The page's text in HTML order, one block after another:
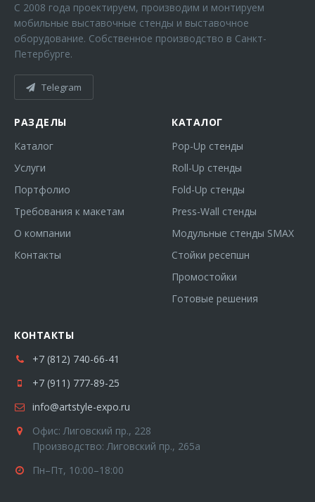
С 2008 года проектируем, производим и монтируем
мобильные выставочные стенды и выставочное
оборудование. Собственное производство в Санкт-
Петербурге.
Telegram
РАЗДЕЛЫ
Каталог
Услуги
Портфолио
Требования к макетам
О компании
Контакты
КАТАЛОГ
Pop-Up стенды
Roll-Up стенды
Fold-Up стенды
Press-Wall стенды
Модульные стенды SMAX
Стойки ресепшн
Промостойки
Готовые решения
КОНТАКТЫ
+7 (812) 740-66-41
+7 (911) 777-89-25
info@artstyle-expo.ru
Офис: Лиговский пр., 228
Производство: Лиговский пр., 265а
Пн–Пт, 10:00–18:00